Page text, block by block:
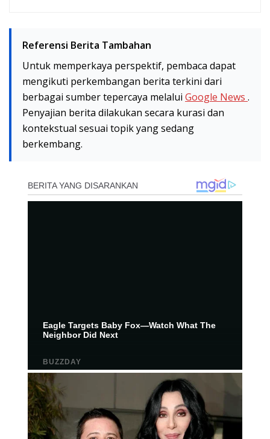
Referensi Berita Tambahan
Untuk memperkaya perspektif, pembaca dapat
mengikuti perkembangan berita terkini dari
berbagai sumber tepercaya melalui Google News .
Penyajian berita dilakukan secara kurasi dan
kontekstual sesuai topik yang sedang
berkembang.